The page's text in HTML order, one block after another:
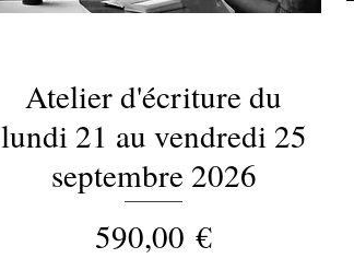
Aperçu rapide
Atelier d'écriture du
lundi 21 au vendredi 25
septembre 2026
Prix
590,00 €